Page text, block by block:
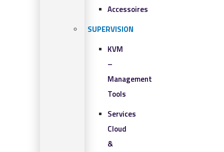
Accessoires
SUPERVISION
KVM
–
Management
Tools
Services
Cloud
&